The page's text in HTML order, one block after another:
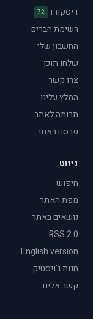
דיסקורד 72
רשימת חברים
החשבון שלי
שלחו תוכן
צרו קשר
המלץ עלינו
תרומה לאתר
פרסם באתר
ניווט
חיפוש
מפת האתר
נושאים באתר
RSS 2.0
English version
חנות ג'ויסטיק
קשר אלינו